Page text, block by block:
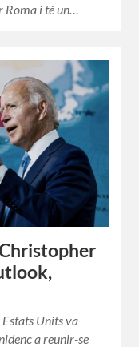
Roma i té un…
Estats Units va
a reunir-se